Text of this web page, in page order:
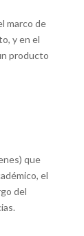
marco de
y en el
producto
que
el
del